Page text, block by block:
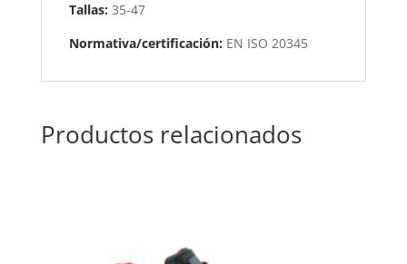
Tallas: 35-47
Normativa/certificación: EN ISO 20345
Productos relacionados